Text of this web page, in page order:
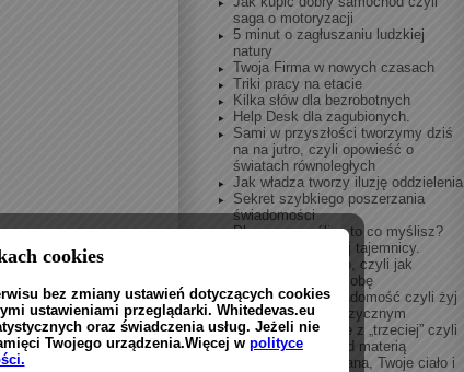
saga o motoryzacji
5 minut o zagłuszaniu ludzkiej
natury
Twoja Firma w nowych czasach
Triki pracy na etacie
Kilka słów dla bezrobotnych
Help Desk dla zagubionych.
Sami w przyszłości tworzymy dziś
na na jutro, czyli opowieść o
światach równoległych
Jak władza tworzy iluzję oddzielenia
Sekret szybkiego poszerzania
świadomości
Dlaczego myślisz to co myślisz?
Ujawnienie wielkiej tajemnicy.
Twoje własne ciało, czyli jak
tworzysz swoją osobę
Umysł kontra świadomość czyli żyj
wiecznie w ciele fizycznym
Sposób na wyjście z „trzeciej” czyli
świadomość ponad materią
Rezonans Schumana, Twoje ciało i